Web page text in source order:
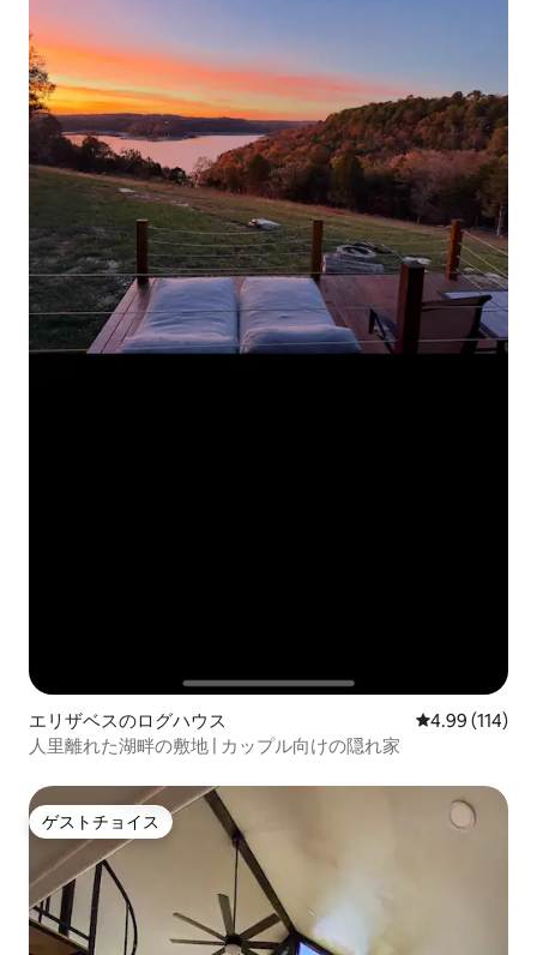
エリザベスのログハウス レビュー114
4.99 (114)
人里離れた湖畔の敷地 | カップル向けの隠れ家
ゲストチョイス
ゲストチョイス